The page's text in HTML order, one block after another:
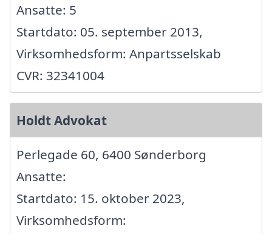
Ansatte: 5
Startdato: 05. september 2013,
Virksomhedsform: Anpartsselskab
CVR: 32341004
Holdt Advokat
Perlegade 60, 6400 Sønderborg
Ansatte:
Startdato: 15. oktober 2023,
Virksomhedsform: